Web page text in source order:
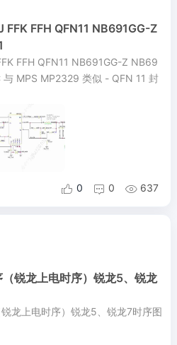
FFK FFH QFN11 NB691GG-Z
FFH QFN11 NB691GG-Z NB69
与 MPS MP2329 类似 - QFN 11 封
 0  0  637
锐龙上电时序）锐龙5、锐龙
龙上电时序）锐龙5、锐龙7时序图